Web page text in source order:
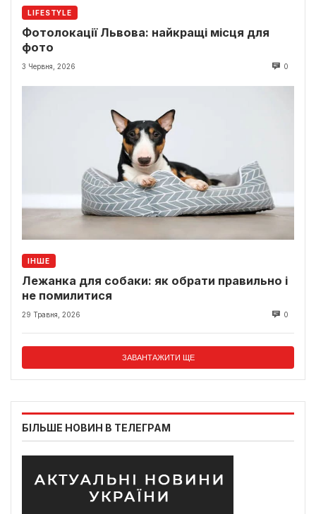
LIFESTYLE
Фотолокації Львова: найкращі місця для
фото
3 Червня, 2026 0
ІНШЕ
Лежанка для собаки: як обрати правильно і
не помилитися
29 Травня, 2026 0
ЗАВАНТАЖИТИ ЩЕ
БІЛЬШЕ НОВИН В ТЕЛЕГРАМ